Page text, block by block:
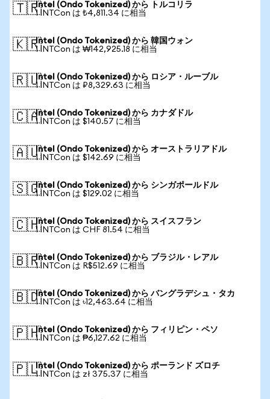
🇹🇷Intel (Ondo Tokenized) から トルコリラ
1 INTCon は ₺4,811.34 に相当
🇰🇷Intel (Ondo Tokenized) から 韓国ウォン
1 INTCon は ₩142,925.18 に相当
🇷🇺Intel (Ondo Tokenized) から ロシア・ルーブル
1 INTCon は ₽8,329.63 に相当
🇨🇦Intel (Ondo Tokenized) から カナダドル
1 INTCon は $140.57 に相当
🇦🇺Intel (Ondo Tokenized) から オーストラリアドル
1 INTCon は $142.69 に相当
🇸🇬Intel (Ondo Tokenized) から シンガポールドル
1 INTCon は $129.02 に相当
🇨🇭Intel (Ondo Tokenized) から スイスフラン
1 INTCon は CHF 81.54 に相当
🇧🇷Intel (Ondo Tokenized) から ブラジル・レアル
1 INTCon は R$512.69 に相当
🇧🇩Intel (Ondo Tokenized) から バングラデシュ・タカ
1 INTCon は ৳12,463.64 に相当
🇵🇭Intel (Ondo Tokenized) から フィリピン・ペソ
1 INTCon は ₱6,127.62 に相当
🇵🇱Intel (Ondo Tokenized) から ポーランド ズロチ
1 INTCon は zł 375.37 に相当